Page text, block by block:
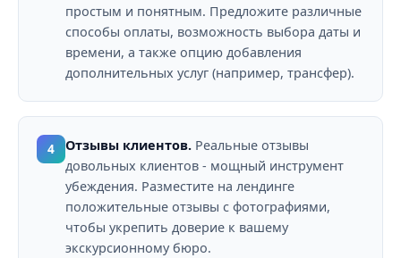
простым и понятным. Предложите различные
способы оплаты, возможность выбора даты и
времени, а также опцию добавления
дополнительных услуг (например, трансфер).
4 Отзывы клиентов. Реальные отзывы
довольных клиентов - мощный инструмент
убеждения. Разместите на лендинге
положительные отзывы с фотографиями,
чтобы укрепить доверие к вашему
экскурсионному бюро.